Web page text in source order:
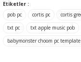
Etiketler :
pob pc
cortis pc cortis
txt pc
txt apple music pob
babymonster choom pc template